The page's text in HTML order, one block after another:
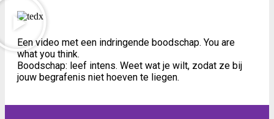
Een video met een indringende boodschap. You are
what you think.
Boodschap: leef intens. Weet wat je wilt, zodat ze bij
jouw begrafenis niet hoeven te liegen.